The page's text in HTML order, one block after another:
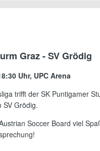
Graz - SV Grödig
Uhr, UPC Arena
trifft der SK Puntigamer
SV Grödig.
Soccer Board viel